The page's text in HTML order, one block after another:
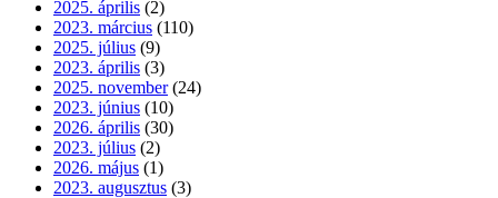
2025. április (2)
2023. március (110)
2025. július (9)
2023. április (3)
2025. november (24)
2023. június (10)
2026. április (30)
2023. július (2)
2026. május (1)
2023. augusztus (3)